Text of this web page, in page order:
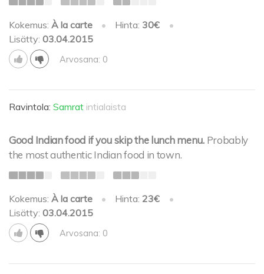
Kokemus: À la carte • Hinta: 30€
•
Lisätty: 03.04.2015
Arvosana: 0
Ravintola: Samrat intialaista
Good Indian food if you skip the lunch menu. Probably
the most authentic Indian food in town.
Kokemus: À la carte • Hinta: 23€
•
Lisätty: 03.04.2015
Arvosana: 0